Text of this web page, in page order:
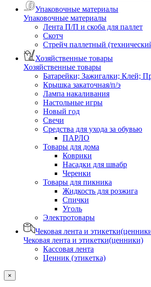
Упаковочные материалы
Упаковочные материалы
Лента П/П и скоба для паллет
Скотч
Стрейч паллетный
Хозяйственные товары
Хозяйственные товары
Батарейки; Зажигалки; Клей;
Крышка закаточная/п/э
Лампа накаливания
Настольные игры
Новый год
Свечи
Средства для ухода за обувью
ПАРЛО
Товары для дома
Коврики
Насадки для швабр
Черенки
Товары для пикника
Жидкость для розжига
Спички
Уголь
Электротовары
Чековая лента и
Чековая лента и этикетки(ценники)
Кассовая лента
Ценник (этикетка)
×